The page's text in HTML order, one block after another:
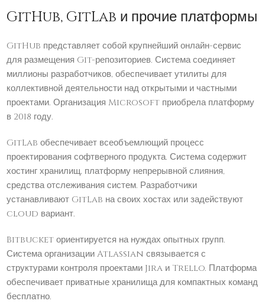
GitHub, GitLab и прочие платформы
GitHub представляет собой крупнейший онлайн-сервис
для размещения Git-репозиториев. Система соединяет
миллионы разработчиков, обеспечивает утилиты для
коллективной деятельности над открытыми и частными
проектами. Организация Microsoft приобрела платформу
в 2018 году.
GitLab обеспечивает всеобъемлющий процесс
проектирования софтверного продукта. Система содержит
хостинг хранилищ, платформу непрерывной слияния,
средства отслеживания систем. Разработчики
устанавливают GitLab на своих хостах или задействуют
cloud вариант.
Bitbucket ориентируется на нуждах опытных групп.
Система организации Atlassian связывается с
структурами контроля проектами Jira и Trello. Платформа
обеспечивает приватные хранилища для компактных команд
бесплатно.